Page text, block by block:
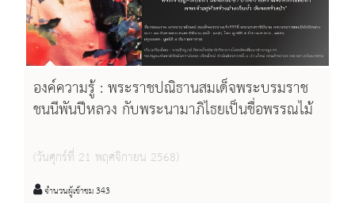
องค์ความรู้ : พระราชปณิธานสมเด็จพระบรมราช
ชนนีพันปีหลวง กับพระนามาภิไธยเป็นชื่อพรรณไม้
(วันศุกร์ที่ 21 พฤศจิกายน 2568)
จำนวนผู้เข้าชม 343